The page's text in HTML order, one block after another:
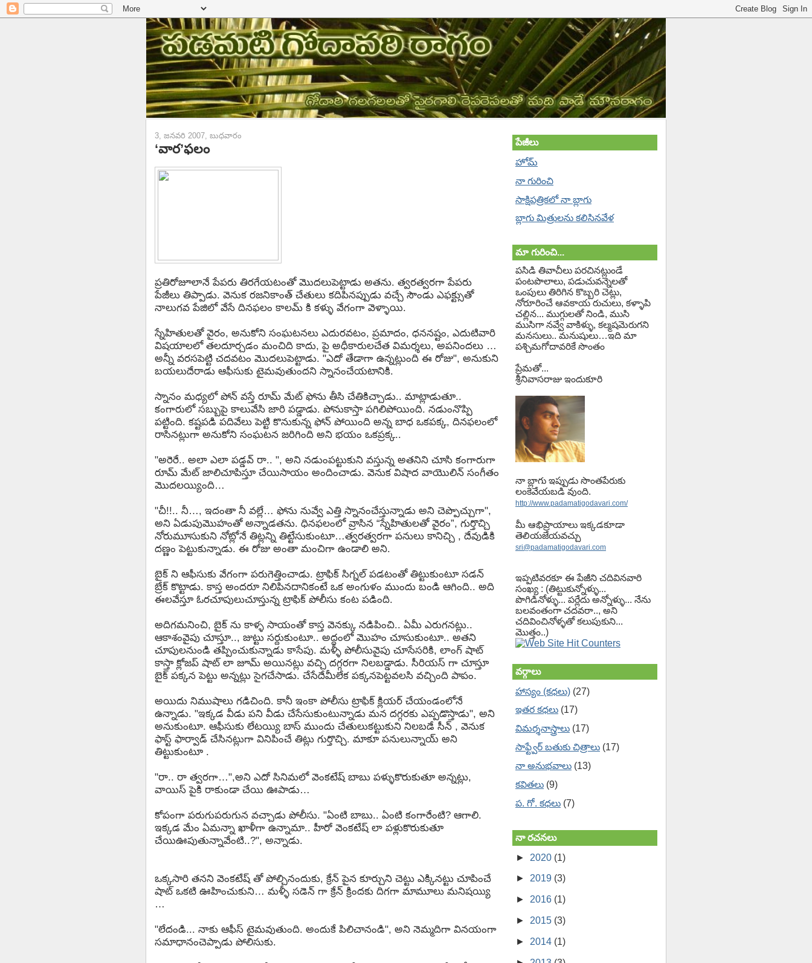
3, జనవరి 2007, బుధవారం
‘వార’ఫలం
ప్రతిరోజూలానే పేపరు తిరగేయటంతో మొదలుపెట్టాడు అతను. త్వరత్వరగా పేపరు
పేజీలు తిప్పాడు. వెనుక రజనికాంత్ చేతులు కదిపినప్పుడు వచ్చే సౌండు ఎఫక్ట్సుతో
నాలుగవ పేజిలో వేసే దినఫలం కాలమ్ కి కళ్ళు వేగంగా వెళ్ళాయి.
స్నేహితులతో వైరం, అనుకోని సంఘటనలు ఎదురవటం, ప్రమాదం, ధననష్టం, ఎదుటివారి
విషయాలలో తలదూర్చడం మంచిది కాదు, పై అధీకారులచేత విమర్శలు, అపనిందలు …
అన్నీ వరసపెట్టి చదవటం మొదలుపెట్టాడు. "ఎదో తేడాగా ఉన్నట్లుంది ఈ రోజు", అనుకుని
బయలుదేరాడు ఆఫీసుకు టైమవుతుందని స్నానంచేయటానికి.
స్నానం మధ్యలో పోన్ వస్తే రూమ్ మేట్ ఫోను తీసి చేతికిచ్చాడు.. మాట్లాడుతూ..
కంగారులో సబ్బుపై కాలువేసి జారి పడ్డాడు. పోనుకాస్తా పగిలిపోయింది. నడుంనొప్పి
పట్టింది. కష్టపడి పదివేలు పెట్టి కొనుకున్న ఫోన్ పోయింది అన్న బాధ ఒకపక్క, దినఫలంలో
రాసినట్లుగా అనుకోని సంఘటన జరిగింది అని భయం ఒకప్రక్క..
"అరెరే.. అలా ఎలా పడ్డవ్ రా.. ", అని నడుంపట్టుకుని వస్తున్న అతనిని చూసి కంగారుగా
రూమ్ మేట్ జాలిచూపిస్తూ చేయిసాయం అందించాడు. వెనుక విషాద వాయొలిన్ సంగీతం
మొదలయ్యింది…
"చీ!!.. నీ…, ఇదంతా నీ వల్లే… ఫోను నువ్వే ఎత్తి స్నానంచేస్తున్నాడు అని చెప్పొచ్చుగా",
అని ఏడుపుమొహంతో అన్నాడతను. ధినఫలంలో వ్రాసిన “స్నేహితులతో వైరం”, గుర్తొచ్చి
నోరుమూసుకుని నోట్లోనే తిట్లన్ని తిట్టేసుకుంటూ…త్వరత్వరగా పనులు కానిచ్చి , దేవుడికి
దణ్ణం పెట్టుకున్నాడు. ఈ రోజు అంతా మంచిగా ఉండాలి అని.
బైక్ ని ఆఫీసుకు వేగంగా పరుగెత్తించాడు. ట్రాఫిక్ సిగ్నల్ పడటంతో తిట్టుకుంటూ సడన్
బ్రేక్ కొట్టాడు. కాస్త అందరూ నిలిపినదానికంటే ఒక అంగుళం ముందు బండి ఆగింది.. అది
ఈలవేస్తూ ఓరచూపులుచూస్తున్న ట్రాఫిక్ పోలీసు కంట పడింది.
అదిగమనించి, బైక్ ను కాళ్ళ సాయంతో కాస్త వెనక్కు నడిపించి.. ఏమీ ఎరుగనట్లు..
ఆకాశంవైపు చూస్తూ.., జుట్టు సర్దుకుంటూ.. అద్దంలో మొహం చూసుకుంటూ.. అతని
చూపులనుండి తప్పించుకున్నాడు కాసేపు. మళ్ళీ పోలీసువైపు చూసేసరికి, లాంగ్ షాట్
కాస్తా క్లోజప్ షాట్ లా జూమ్ అయినట్లు వచ్చి దగ్గరగా నిలబడ్డాడు. సీరియస్ గా చూస్తూ
బైక్ పక్కన పెట్టు అన్నట్లు సైగచేసాడు. చేసేదేమీలేక పక్కనపెట్టవలసి వచ్చింది పాపం.
అయిదు నిముషాలు గడిచింది. కానీ ఇంకా పోలీసు ట్రాఫిక్ క్లియర్ చేయండంలోనే
ఉన్నాడు. "ఇక్కడ వీడు పని వీడు చేసేసుకుంటున్నాడు మన దగ్గరకు ఎప్పడొస్తాడు", అని
అనుకుంటూ. ఆఫీసుకు లేటయ్యి బాస్ ముందు చేతులుకట్టుకుని నిలబడే సీన్ , వెనుక
ఫాస్ట్ ఫార్వాడ్ చేసినట్లుగా వినిపించే తిట్లు గుర్తొచ్చి. మాకూ పనులున్నాయ్ అని
తిట్టుకుంటూ .
"రా.. రా త్వరగా…",అని ఎదో సినిమలో వెంకటేష్ బాబు పళ్ళుకొరుకుతూ అన్నట్లు,
వాయిస్ పైకి రాకుండా చేయి ఊపాడు…
కోపంగా పరుగుపరుగున వచ్చాడు పోలీసు. "ఏంటి బాబు.. ఏంటి కంగారేంటి? ఆగాలి.
ఇక్కడ మేం ఏమన్నా ఖాళీగా ఉన్నామా.. హీరో వెంకటేష్ లా పళ్లుకొరుకుతూ
చేయిఊపుతున్నావేంటి..?", అన్నాడు.
ఒక్కసారి తనని వెంకటేష్ తో పోల్చినందుకు, క్రేన్ పైన కూర్చుని చెట్టు ఎక్కినట్టు చూపించే
షాట్ ఒకటి ఊహించుకుని… మళ్ళీ సడెన్ గా క్రేన్ క్రిందకు దిగగా మామూలు మనిషయ్యి
…
"లేదండి... నాకు ఆఫీస్ టైమవుతుంది. అందుకే పిలిచానండి", అని నెమ్మదిగా వినయంగా
సమాధానంచెప్పాడు పోలిసుకు.
పేజీలు
హోమ్
నా గురించి
సాక్షిపత్రికలో నా బ్లాగు
బ్లాగు మిత్రులను కలిసినవేళ
మా గురించి...
పసిడి తివాచీలు పరచినట్లుండే
పంటపొలాలు, పడుచువన్నెలతో
ఒంపులు తిరిగిన కొబ్బరి చెట్లు,
నోరూరించే ఆవకాయ రుచులు, కళ్ళాపి
చల్లిన... ముగ్గులతో నిండి, ముసి
ముసిగా నవ్వే వాకిళ్ళు, కల్మషమెరుగని
మనసులు.. మనుషులు…ఇది మా
పశ్చిమగోదావరికే సొంతం
ప్రేమతో...
శ్రీనివాసరాజు ఇందుకూరి
నా బ్లాగు ఇప్పుడు సొంతపేరుకు
లంకెవేయబడి వుంది.
http://www.padamatigodavari.com/
మీ ఆభిప్రాయాలు ఇక్కడకూడా
తెలియజేయవచ్చు
sri@padamatigodavari.com
ఇప్పటివరకూ ఈ పేజీని చదివినవారి
సంఖ్య : (తిట్టుకున్నోళ్ళు...
పొగిడినోళ్ళు... పర్లేదు అన్నోళ్ళు... నేను
బలవంతంగా చదవరా.., అని
చదివించినోళ్ళతో కలుపుకుని...
మొత్తం..)
వర్గాలు
హాస్యం (కధలు) (27)
ఇతర కధలు (17)
విమర్శనాస్త్రాలు (17)
సాఫ్ట్వేర్ బతుకు చిత్రాలు (17)
నా అనుభవాలు (13)
కవితలు (9)
ప. గో. కధలు (7)
నా రచనలు
► 2020 (1)
► 2019 (3)
► 2016 (1)
► 2015 (3)
► 2014 (1)